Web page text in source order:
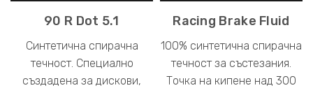
90 R Dot 5.1
Синтетична спирачна
течност. Специално
създадена за дискови,
Racing Brake Fluid
100% синтетична спирачна
течност за състезания.
Точка на кипене над 300